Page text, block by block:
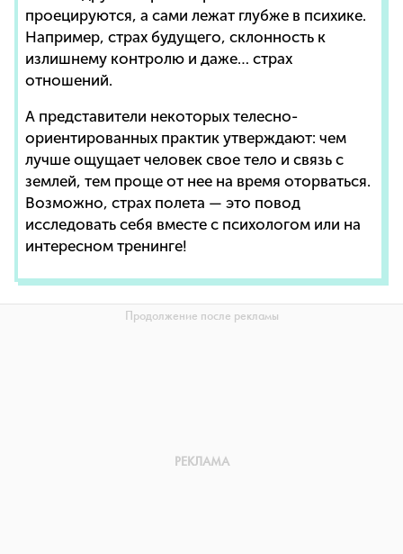
проецируются, а сами лежат глубже в психике.
Например, страх будущего, склонность к
излишнему контролю и даже… страх
отношений.
А представители некоторых телесно-
ориентированных практик утверждают: чем
лучше ощущает человек свое тело и связь с
землей, тем проще от нее на время оторваться.
Возможно, страх полета — это повод
исследовать себя вместе с психологом или на
интересном тренинге!